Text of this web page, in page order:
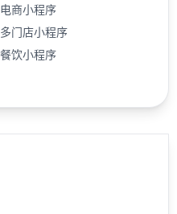
电商小程序
多门店小程序
餐饮小程序